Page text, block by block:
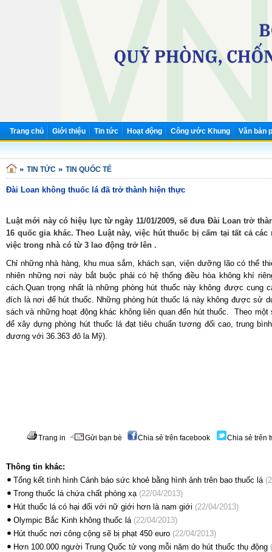
Trang chủ Giới thiệu Tin tức Hoạt động Công ước Khung Văn bản
TIN TỨC TIN QUỐC TẾ
Đài Loan không thuốc lá đã trở thành hiện thực
Luật mới này có hiệụ lực từ ngày 11/01/2009, sẽ đưa Đài Loan trở
16 quốc gia khác. Theo Luật này, việc hút thuốc bị cấm tại tất cả
việc trong nhà có từ 3 lao động trở lên .
Chỉ những nhà hàng, khu mua sắm, khách sạn, viện dưỡng lão có thể
nhiên những nơi này bắt buộc phải có hệ thống điều hòa không khí
cách.Quan trọng nhất là những phòng hút thuốc này không được cung
đích là nơi để hút thuốc. Những phòng hút thuốc lá này không được sử
sách và những hoạt động khác không liên quan đến hút thuốc. Theo
để xây dựng phòng hút thuốc lá đạt tiêu chuẩn tương đối cao, trung
đương với 36.363 đô la Mỹ).
Trang in Gửi bạn bè Chia sẻ trên facebook Chia sẻ trên
Thông tin khác:
Tổng kết tình hình Cảnh báo sức khoẻ bằng hình ảnh trên bao thuốc lá
Trong thuốc lá chứa chất phóng xạ (22/04/2013)
Hút thuốc lá có hại đối với nữ giới hơn là nam giới (22/04/2013)
Olympic Bắc Kinh không thuốc lá (22/04/2013)
Hút thuốc nơi công cộng sẽ bị phạt 450 euro (22/04/2013)
Hơn 100.000 người Trung Quốc tử vong mỗi năm do hút thuốc thụ động